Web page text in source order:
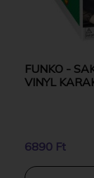
FUNKO -
VINYL
6890 Ft